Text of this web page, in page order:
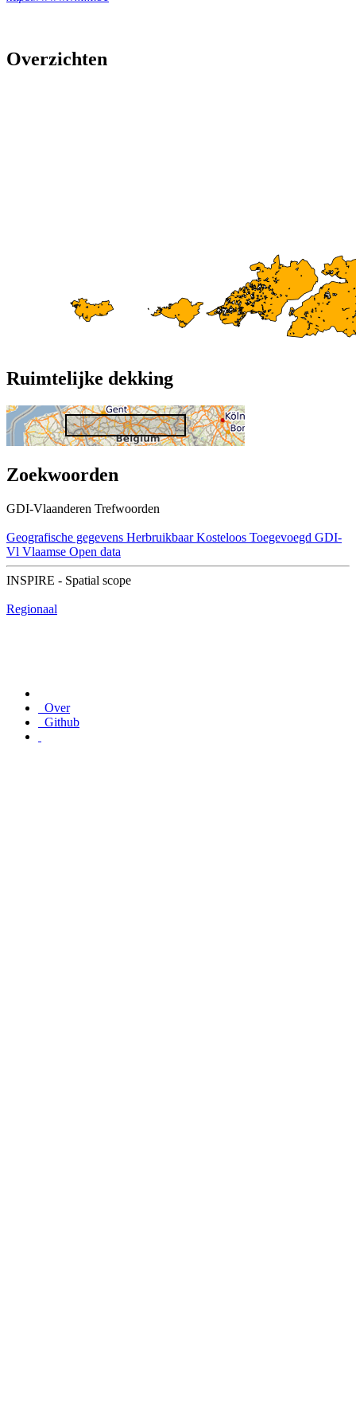
Overzichten
Ruimtelijke dekking
Zoekwoorden
GDI-Vlaanderen Trefwoorden
Geografische gegevens Herbruikbaar Kosteloos Toegevoegd GDI-
Vl Vlaamse Open data
INSPIRE - Spatial scope
Regionaal
Over
Github